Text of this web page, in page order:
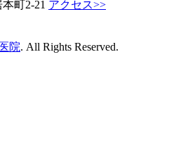
町2-21 アクセス>>
院. All Rights Reserved.